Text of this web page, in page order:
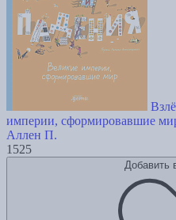
империи, сформировавшие
Аллен П.
1525
Добавить